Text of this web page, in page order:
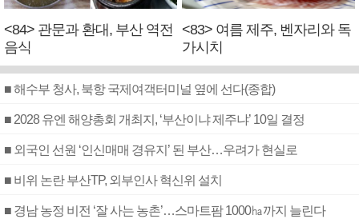
<84> 관문과 환대, 부산 역전
음식
<83> 여름 제주, 벤자리와 독
가시치
■ 해수부 청사, 북항 국제여객터미널 옆에 선다(종합)
■ 2028 유엔 해양총회 개최지, ‘부산이냐 제주냐’ 10일 결정
■ 외국인 선원 ‘인신매매 경유지’ 된 부산…우려가 현실로
■ 비위 논란 부산TP, 외부인사 혁신위 설치
■ 경남 농정 비전 ‘잘 사는 농촌’…스마트팜 1000㏊까지 늘린다